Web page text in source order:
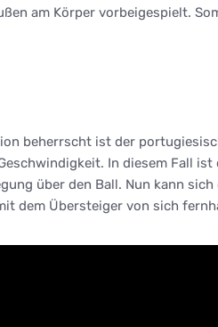
am Körper vorbeigespielt.
beherrscht ist der
In diesem Fall ist
über den Ball. Nun kann
dem Übersteiger von sich